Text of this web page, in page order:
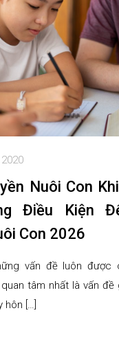
Nuôi Con
Điều Kiện
Con 2026
vấn đề luôn được
tâm nhất là vấn đề
hôn […]